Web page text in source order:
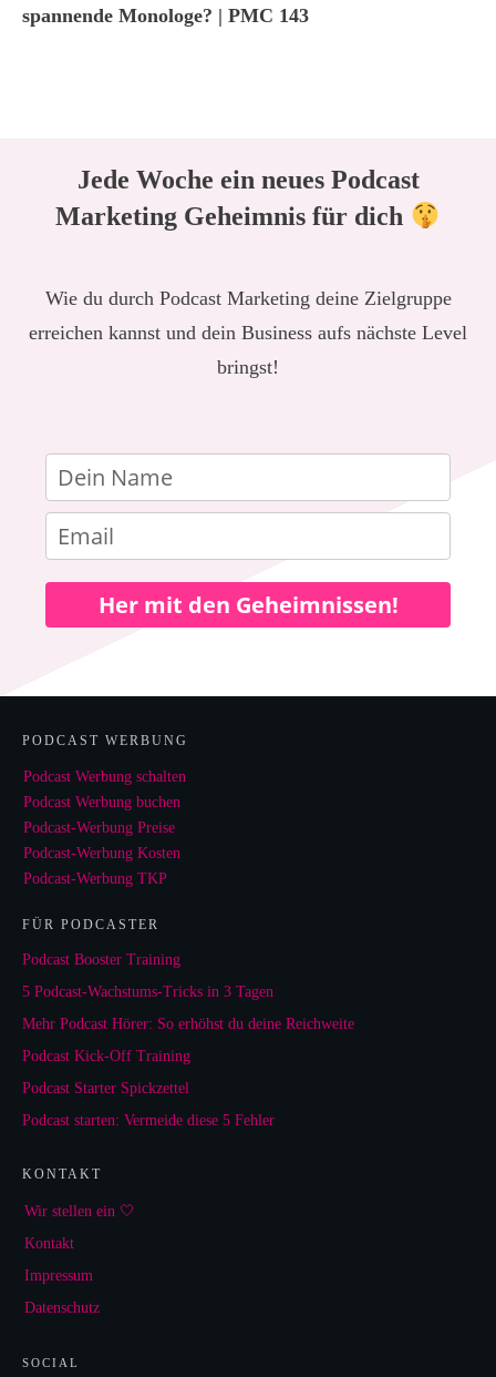
spannende Monologe? | PMC 143
Jede Woche ein neues Podcast
Marketing Geheimnis für dich
Wie du durch Podcast Marketing deine Zielgruppe
erreichen kannst und dein Business aufs nächste Level
bringst!
Her mit den Geheimnissen!
PODCAST WERBUNG
Podcast Werbung schalten
Podcast Werbung buchen
Podcast-Werbung Preise
Podcast-Werbung Kosten
Podcast-Werbung TKP
FÜR PODCASTER
Podcast Booster Training
5 Podcast-Wachstums-Tricks in 3 Tagen
Mehr Podcast Hörer: So erhöhst du deine Reichweite
Podcast Kick-Off Training
Podcast Starter Spickzettel
Podcast starten: Vermeide diese 5 Fehler
KONTAKT
Wir stellen ein 🤍
Kontakt
Impressum
Datenschutz
SOCIAL